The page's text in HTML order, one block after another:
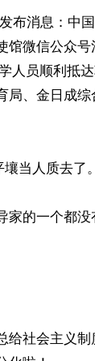
布消息：中
微信公众号
人员顺利抵
局、金日成
当人质去了。
家的一个都
给社会主义